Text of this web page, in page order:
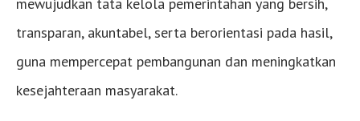
transparan, akuntabel, serta berorientasi pada hasil,
guna mempercepat pembangunan dan meningkatkan
kesejahteraan masyarakat.